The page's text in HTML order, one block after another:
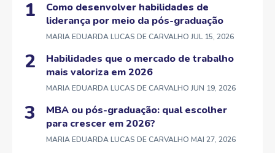
Como desenvolver habilidades de
liderança por meio da pós-graduação
MARIA EDUARDA LUCAS DE CARVALHO JUL 15, 2026
Habilidades que o mercado de trabalho
mais valoriza em 2026
MARIA EDUARDA LUCAS DE CARVALHO JUN 19, 2026
MBA ou pós-graduação: qual escolher
para crescer em 2026?
MARIA EDUARDA LUCAS DE CARVALHO MAI 27, 2026